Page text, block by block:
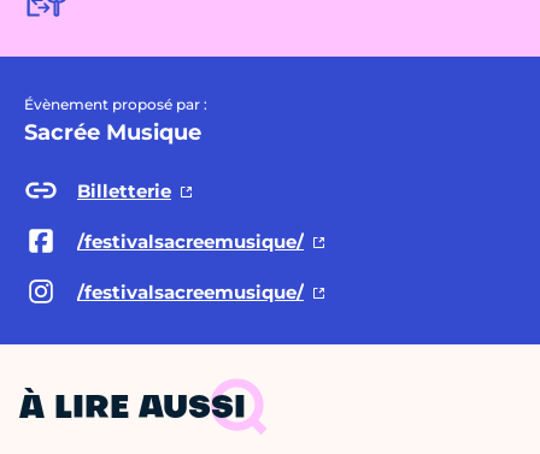
Évènement proposé par :
Sacrée Musique
Billetterie
/festivalsacreemusique/
/festivalsacreemusique/
À LIRE AUSSI